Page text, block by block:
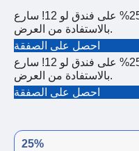
احجز الآن واحصل على خصم 25% على فندق لو 12! سارع
بالاستفادة من العرض.
احصل على الصفقة
احجز الآن واحصل على خصم 25% على فندق لو 12! سارع
بالاستفادة من العرض.
احصل على الصفقة
25%